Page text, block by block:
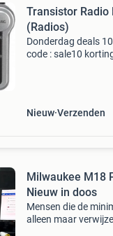
Transistor Radio
(Radios)
Donderdag deals
code : sale10
Nieuw Verzenden
Milwaukee M18
Nieuw in doos
Mensen die de
alleen maar